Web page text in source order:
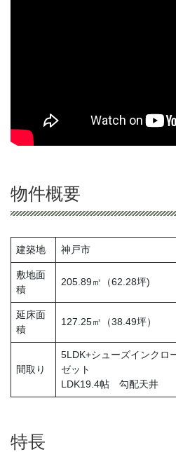
物件概要
建築地 神戸市
敷地面
積
205.89㎡（62.28坪)
延床面
積
127.25㎡（38.49坪）
間取り
5LDK+シューズインクロ
ゼット
LDK19.4帖 勾配天井
特長